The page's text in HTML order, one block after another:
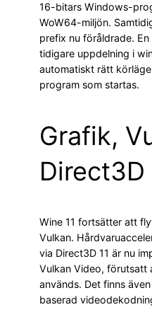
16-bitars Windows-
WoW64-miljön.
prefix nu föråldrade.
tidigare uppdelning i
automatiskt rätt
program som startas.
Grafik,
Direct3D
Wine 11 fortsätter att
Vulkan.
via Direct3D 11 är nu
Vulkan Video, förutsatt
används. Det finns
baserad